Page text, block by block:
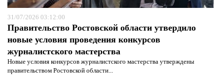
31/07/2026 03:12:00
Правительство Ростовской области утвердило
новые условия проведения конкурсов
журналистского мастерства
Новые условия конкурсов журналистского мастерства утверждены
правительством Ростовской области...